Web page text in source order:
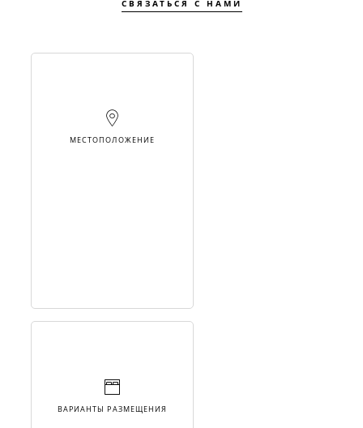
СВЯЗАТЬСЯ С НАМИ
МЕСТОПОЛОЖЕНИЕ
ВАРИАНТЫ РАЗМЕЩЕНИЯ